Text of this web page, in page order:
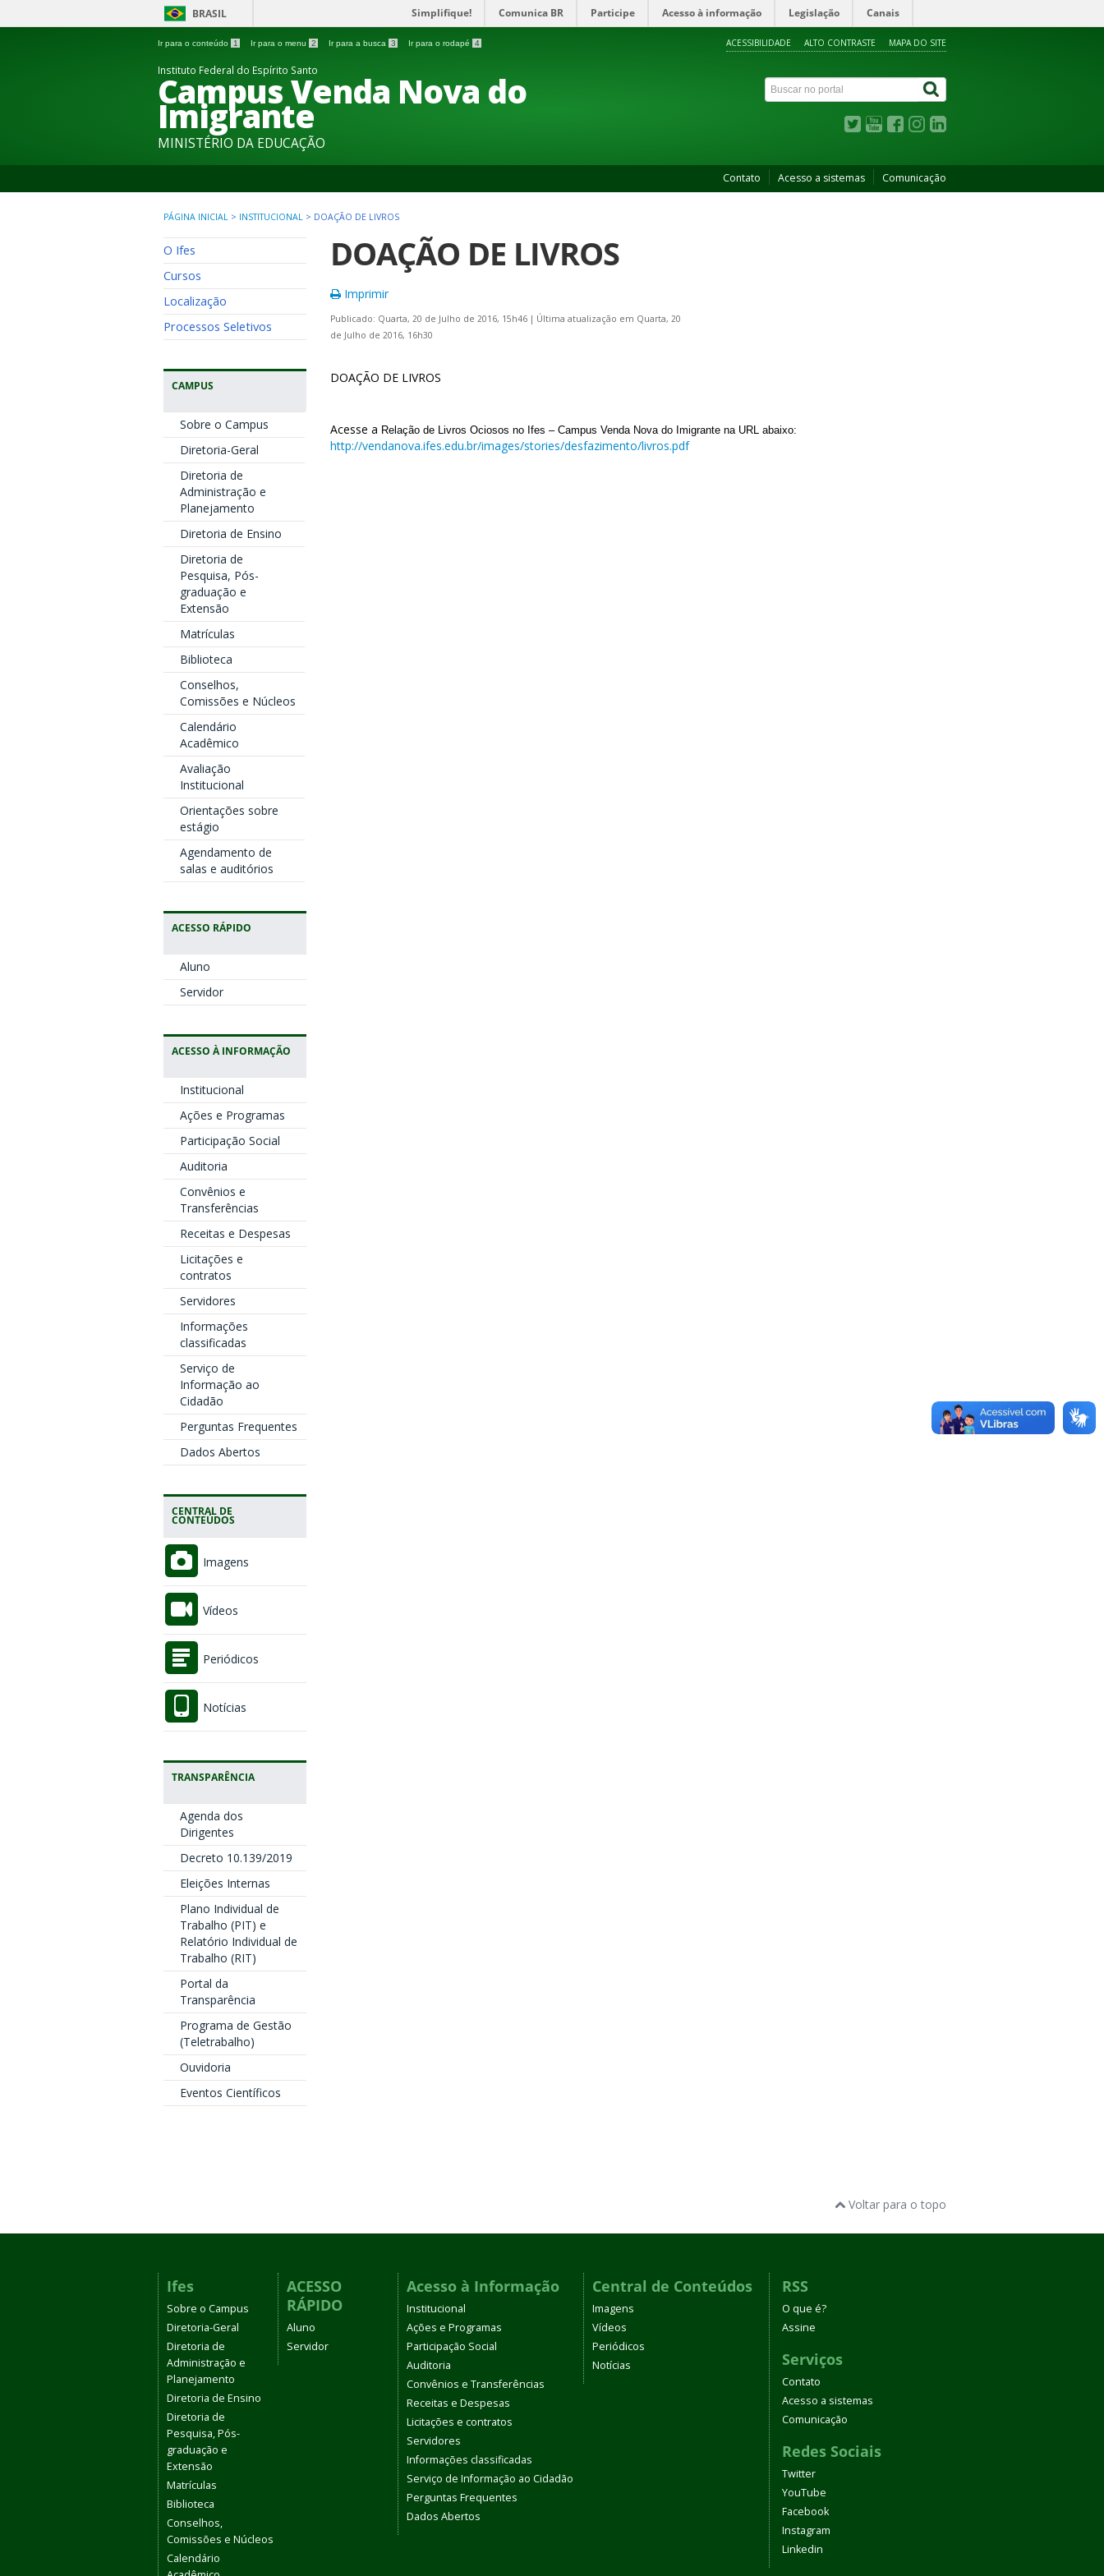
BRASIL Simplifique! Comunica BR Participe Acesso à informação Legislação Canais
Ir para o conteúdo 1 Ir para o menu 2 Ir para a busca 3 Ir para o rodapé 4 ACESSIBILIDADE ALTO CONTRASTE MAPA DO SITE
Instituto Federal do Espírito Santo
Campus Venda Nova do
Imigrante
MINISTÉRIO DA EDUCAÇÃO
Contato Acesso a sistemas Comunicação
PÁGINA INICIAL > INSTITUCIONAL > DOAÇÃO DE LIVROS
O Ifes
Cursos
Localização
Processos Seletivos
CAMPUS
Sobre o Campus
Diretoria-Geral
Diretoria de
Administração e
Planejamento
Diretoria de Ensino
Diretoria de
Pesquisa, Pós-
graduação e
Extensão
Matrículas
Biblioteca
Conselhos,
Comissões e Núcleos
Calendário
Acadêmico
Avaliação
Institucional
Orientações sobre
estágio
Agendamento de
salas e auditórios
ACESSO RÁPIDO
Aluno
Servidor
ACESSO À INFORMAÇÃO
Institucional
Ações e Programas
Participação Social
Auditoria
Convênios e
Transferências
Receitas e Despesas
Licitações e
contratos
Servidores
Informações
classificadas
Serviço de
Informação ao
Cidadão
Perguntas Frequentes
Dados Abertos
CENTRAL DE
CONTEÚDOS
Imagens
Vídeos
Periódicos
Notícias
TRANSPARÊNCIA
Agenda dos
Dirigentes
Decreto 10.139/2019
Eleições Internas
Plano Individual de
Trabalho (PIT) e
Relatório Individual de
Trabalho (RIT)
Portal da
Transparência
Programa de Gestão
(Teletrabalho)
Ouvidoria
Eventos Científicos
DOAÇÃO DE LIVROS
Imprimir
Publicado: Quarta, 20 de Julho de 2016, 15h46 | Última atualização em Quarta, 20
de Julho de 2016, 16h30
DOAÇÃO DE LIVROS
Acesse a Relação de Livros Ociosos no Ifes – Campus Venda Nova do migrante na URL abaixo:
http://vendanova.ifes.edu.br/images/stories/desfazimento/livros.pdf
Voltar para o topo
Ifes
Sobre o Campus
Diretoria-Geral
Diretoria de
Administração e
Planejamento
Diretoria de Ensino
Diretoria de
Pesquisa, Pós-
graduação e
Extensão
Matrículas
Biblioteca
Conselhos,
Comissões e Núcleos
Calendário
ACESSO
RÁPIDO
Aluno
Servidor
Acesso à Informação
Institucional
Ações e Programas
Participação Social
Auditoria
Convênios e Transferências
Receitas e Despesas
Licitações e contratos
Servidores
Informações classificadas
Serviço de Informação ao Cidadão
Perguntas Frequentes
Dados Abertos
Central de Conteúdos
Imagens
Vídeos
Periódicos
Notícias
RSS
O que é?
Assine
Serviços
Contato
Acesso a sistemas
Comunicação
Redes Sociais
Twitter
YouTube
Facebook
Instagram
Linkedin